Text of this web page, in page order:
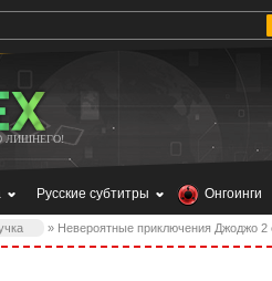
ЛИШНЕГО!
Русские субтитры Онгоинги
» Невероятные приключения Джоджо 2